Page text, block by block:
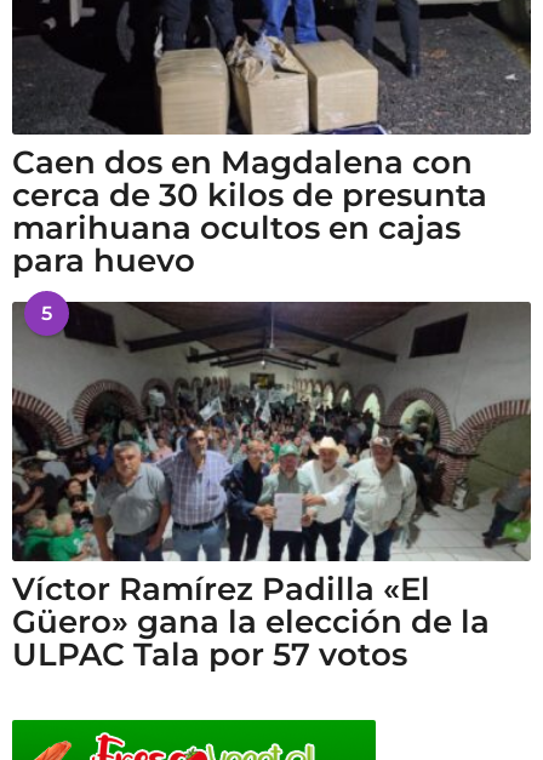
Caen dos en Magdalena con
cerca de 30 kilos de presunta
marihuana ocultos en cajas
para huevo
5
Víctor Ramírez Padilla «El
Güero» gana la elección de la
ULPAC Tala por 57 votos